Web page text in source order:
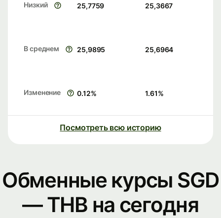
Низкий 25,7759 25,3667
В среднем 25,9895 25,6964
Изменение 0.12% 1.61%
Посмотреть всю историю
Обменные курсы SGD
— THB на сегодня